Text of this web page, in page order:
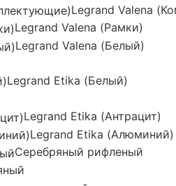
Legrand Valena
Legrand Valena (Рамки)
Legrand Valena (Белый)
Legrand Etika (Белый)
Legrand Etika (Антрацит)
Legrand Etika (Алюминий)
Серебряный рифленый